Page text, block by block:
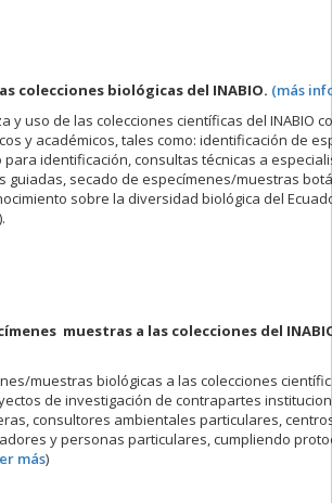
colecciones biológicas del INABIO. (más
y uso de las colecciones científicas del INABIO
y académicos, tales como: identificación de
identificación, consultas técnicas a
guiadas, secado de especímenes/muestras
sobre la diversidad biológica del
).
muestras a las colecciones del
muestras biológicas a las colecciones
de investigación de contrapartes
consultores ambientales particulares,
y personas particulares, cumpliendo
más)